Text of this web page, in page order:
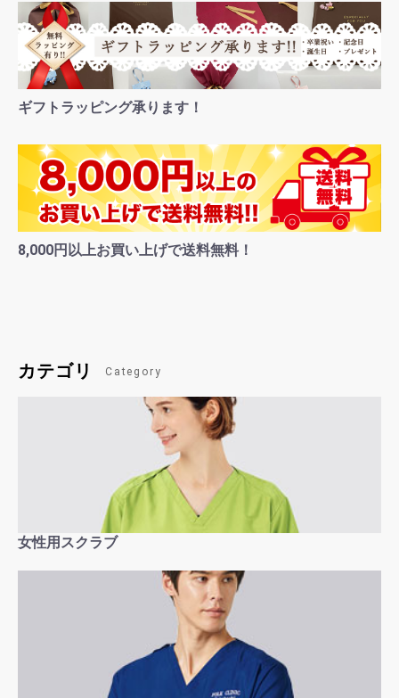
ギフトラッピング承ります！
8,000円以上お買い上げで送料無料！
カテゴリ Category
女性用スクラブ